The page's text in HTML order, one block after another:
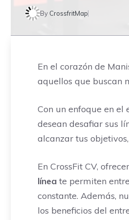
By CrossfritMap
En el corazón de
aquellos que buscan
Con un enfoque en
desean desafiar sus
alcanzar tus
En CrossFit CV,
línea te permiten
constante. Además,
los beneficios del